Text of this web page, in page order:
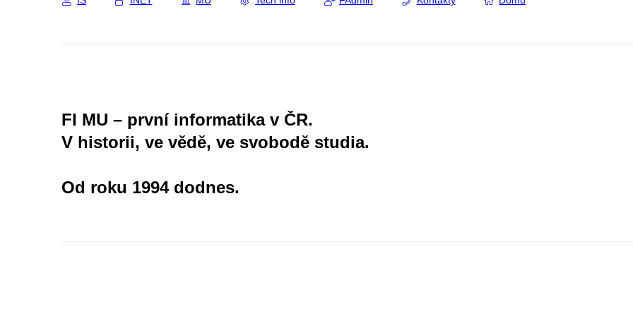
FI MU – první informatika v ČR.
V historii, ve vědě, ve svobodě studia.
Od roku 1994 dodnes.